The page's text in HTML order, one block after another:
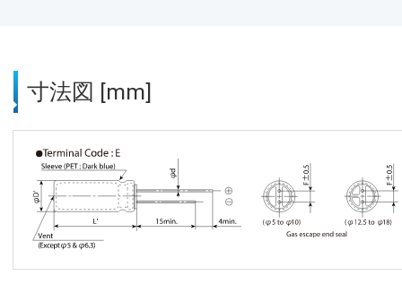
寸法図 [mm]